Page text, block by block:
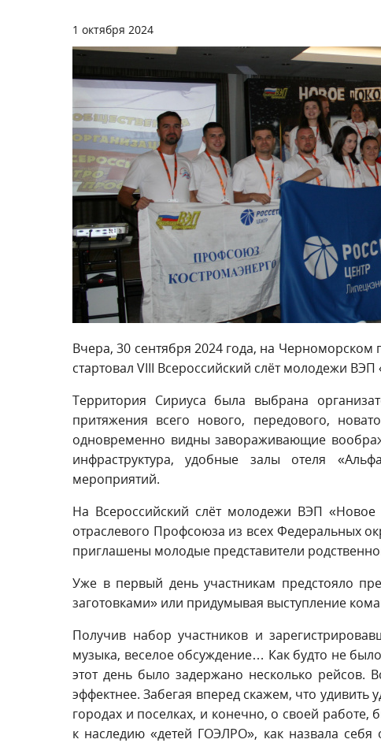
1 октября 2024
Вчера, 30 сентября 2024 года, на Черноморском
стартовал VIII Всероссийский слёт молодежи
Территория Сириуса была выбрана
притяжения всего нового, передового,
одновременно видны завораживающие
инфраструктура, удобные залы отеля
мероприятий.
На Всероссийский слёт молодежи ВЭП «Новое
отраслевого Профсоюза из всех Федеральных
приглашены молодые представители
Уже в первый день участникам предстояло
заготовками» или придумывая выступление
Получив набор участников и
музыка, веселое обсуждение… Как будто не
этот день было задержано несколько рейсов.
эффектнее. Забегая вперед скажем, что
городах и поселках, и конечно, о своей
к наследию «детей ГОЭЛРО», как назвала